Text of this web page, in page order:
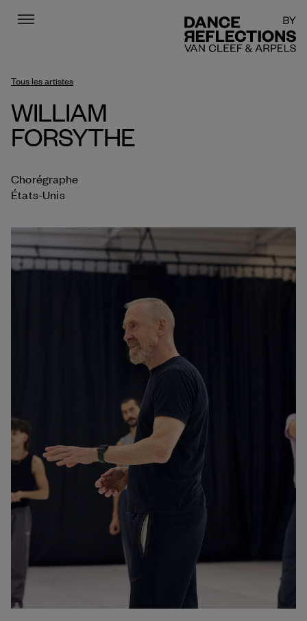
Menu
Tous les artistes
WILLIAM
FORSYTHE
Chorégraphe
États-Unis